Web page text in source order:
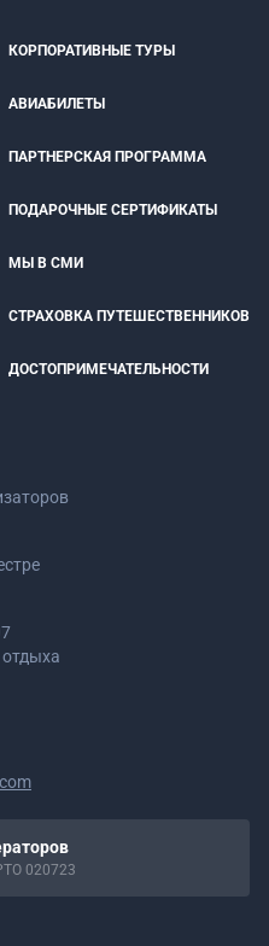
КОРПОРАТИВНЫЕ ТУРЫ
АВИАБИЛЕТЫ
ПАРТНЕРСКАЯ ПРОГРАММА
ПОДАРОЧНЫЕ СЕРТИФИКАТЫ
МЫ В СМИ
СТРАХОВКА ПУТЕШЕСТВЕННИКОВ
ДОСТОПРИМЕЧАТЕЛЬНОСТИ
020723